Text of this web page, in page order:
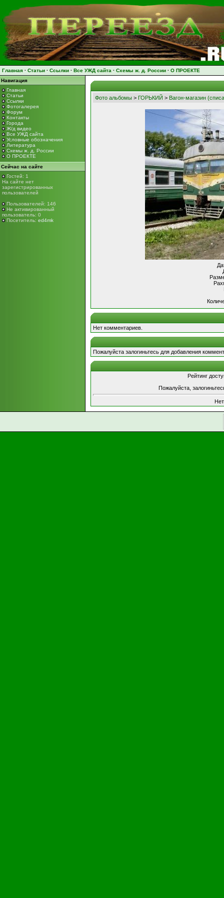
Главная · Статьи · Ссылки · Все УЖД сайта · Схемы ж. д. России · О ПРОЕКТЕ
Навигация
Главная
Статьи
Ссылки
Фотогалерея
Форум
Контакты
Города
Ж/д видео
Все УЖД сайта
Условные обозначения
Литература
Схемы ж. д. России
О ПРОЕКТЕ
Сейчас на сайте
Гостей: 1
На сайте нет
зарегистрированных
пользователей
Пользователей: 146
Не активированный
пользователь: 0
Посетитель: ed4mk
Фото альбомы > ГОРЬКИЙ > Вагон-магазин
Нет комментариев.
Пожалуйста залогиньтесь для добавления
Рейтинг
Пожалуйста,